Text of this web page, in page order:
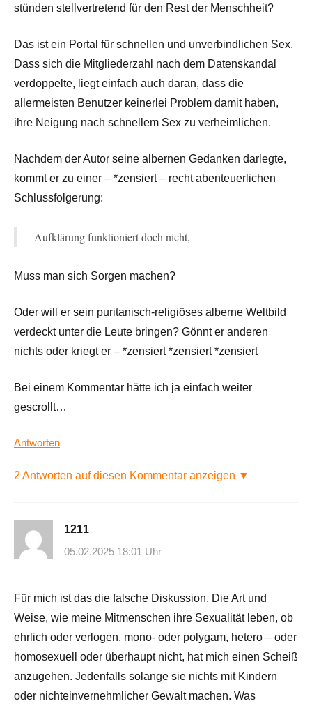
stünden stellvertretend für den Rest der Menschheit?
Das ist ein Portal für schnellen und unverbindlichen Sex.
Dass sich die Mitgliederzahl nach dem Datenskandal
verdoppelte, liegt einfach auch daran, dass die
allermeisten Benutzer keinerlei Problem damit haben,
ihre Neigung nach schnellem Sex zu verheimlichen.
Nachdem der Autor seine albernen Gedanken darlegte,
kommt er zu einer – *zensiert – recht abenteuerlichen
Schlussfolgerung:
Aufklärung funktioniert doch nicht,
Muss man sich Sorgen machen?
Oder will er sein puritanisch-religiöses alberne Weltbild
verdeckt unter die Leute bringen? Gönnt er anderen
nichts oder kriegt er – *zensiert *zensiert *zensiert
Bei einem Kommentar hätte ich ja einfach weiter
gescrollt…
Antworten
2 Antworten auf diesen Kommentar anzeigen ▼
1211
05.02.2025 18:01 Uhr
Für mich ist das die falsche Diskussion. Die Art und
Weise, wie meine Mitmenschen ihre Sexualität leben, ob
ehrlich oder verlogen, mono- oder polygam, hetero – oder
homosexuell oder überhaupt nicht, hat mich einen Scheiß
anzugehen. Jedenfalls solange sie nichts mit Kindern
oder nichteinvernehmlicher Gewalt machen. Was